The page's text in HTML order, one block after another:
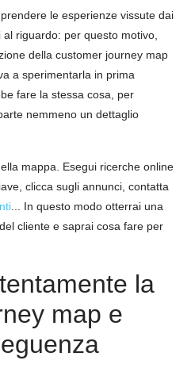
le esperienze vissute dai
riguardo: per questo motivo,
della customer journey map
a sperimentarla in prima
fare la stessa cosa, per
nemmeno un dettaglio
mappa. Esegui ricerche online
clicca sugli annunci, contatta
... In questo modo otterrai una
cliente e saprai cosa fare per
la
map e